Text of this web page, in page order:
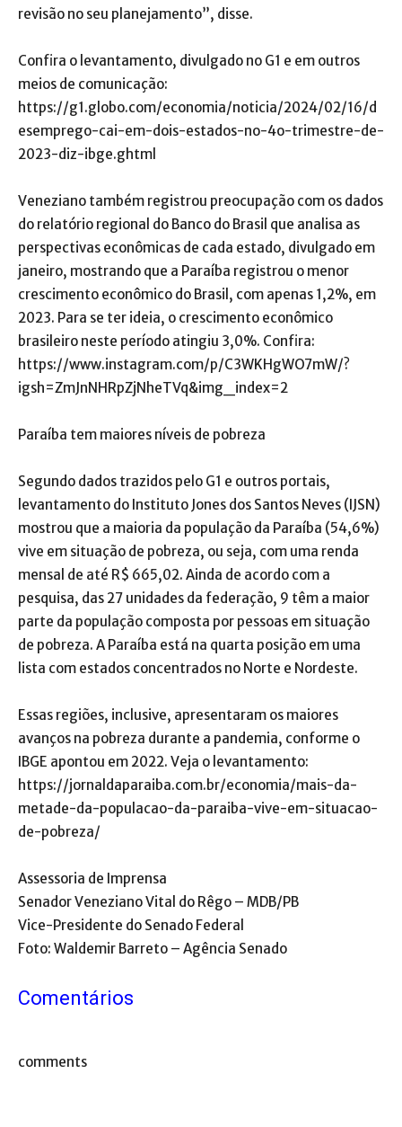
revisão no seu planejamento”, disse.
Confira o levantamento, divulgado no G1 e em outros
meios de comunicação:
https://g1.globo.com/economia/noticia/2024/02/16/d
esemprego-cai-em-dois-estados-no-4o-trimestre-de-
2023-diz-ibge.ghtml
Veneziano também registrou preocupação com os dados
do relatório regional do Banco do Brasil que analisa as
perspectivas econômicas de cada estado, divulgado em
janeiro, mostrando que a Paraíba registrou o menor
crescimento econômico do Brasil, com apenas 1,2%, em
2023. Para se ter ideia, o crescimento econômico
brasileiro neste período atingiu 3,0%. Confira:
https://www.instagram.com/p/C3WKHgWO7mW/?
igsh=ZmJnNHRpZjNheTVq&img_index=2
Paraíba tem maiores níveis de pobreza
Segundo dados trazidos pelo G1 e outros portais,
levantamento do Instituto Jones dos Santos Neves (IJSN)
mostrou que a maioria da população da Paraíba (54,6%)
vive em situação de pobreza, ou seja, com uma renda
mensal de até R$ 665,02. Ainda de acordo com a
pesquisa, das 27 unidades da federação, 9 têm a maior
parte da população composta por pessoas em situação
de pobreza. A Paraíba está na quarta posição em uma
lista com estados concentrados no Norte e Nordeste.
Essas regiões, inclusive, apresentaram os maiores
avanços na pobreza durante a pandemia, conforme o
IBGE apontou em 2022. Veja o levantamento:
https://jornaldaparaiba.com.br/economia/mais-da-
metade-da-populacao-da-paraiba-vive-em-situacao-
de-pobreza/
Assessoria de Imprensa
Senador Veneziano Vital do Rêgo – MDB/PB
Vice-Presidente do Senado Federal
Foto: Waldemir Barreto – Agência Senado
Comentários
comments